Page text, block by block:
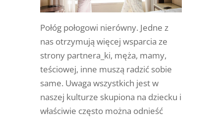
Połóg połogowi nierówny. Jedne z
nas otrzymują więcej wsparcia ze
strony partnera_ki, męża, mamy,
teściowej, inne muszą radzić sobie
same. Uwaga wszystkich jest w
naszej kulturze skupiona na dziecku i
właściwie często można odnieść